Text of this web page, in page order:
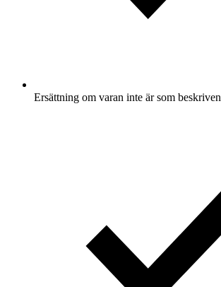
Ersättning om varan inte är som beskriven